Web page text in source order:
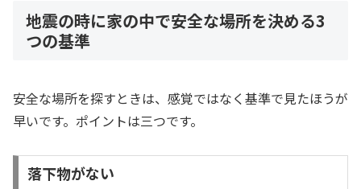
地震の時に家の中で安全な場所を決める3
つの基準
安全な場所を探すときは、感覚ではなく基準で見たほうが
早いです。ポイントは三つです。
落下物がない